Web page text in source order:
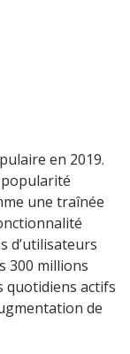
en 2019.
une traînée
d’utilisateurs
300 millions
quotidiens actifs
de